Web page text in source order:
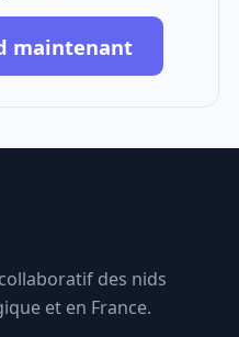
maintenant
des nids
et en France.